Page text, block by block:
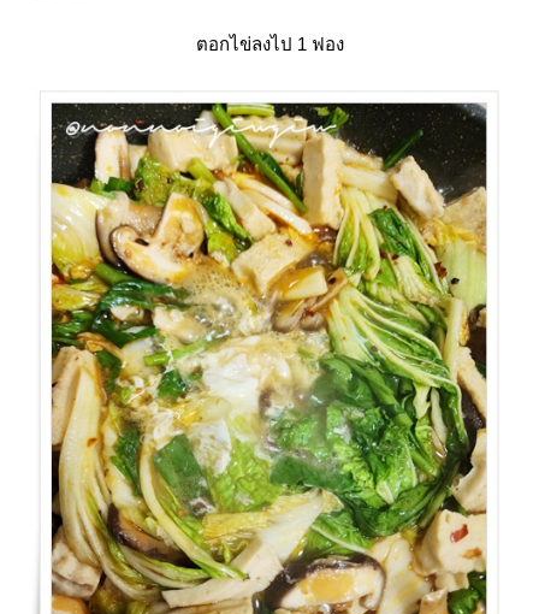
ตอกไข่ลงไป 1 ฟอง